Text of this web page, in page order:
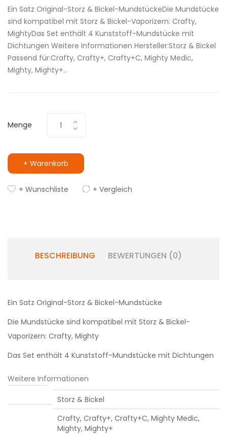
Ein Satz Original-Storz & Bickel-MundstückeDie Mundstücke
sind kompatibel mit Storz & Bickel-Vaporizern: Crafty,
MightyDas Set enthält 4 Kunststoff-Mundstücke mit
Dichtungen Weitere Informationen Hersteller:Storz & Bickel
Passend für:Crafty, Crafty+, Crafty+C, Mighty Medic,
Mighty, Mighty+..
Menge
+ Warenkorb
+ Wunschliste + Vergleich
BESCHREIBUNG BEWERTUNGEN (0)
Ein Satz Original-Storz & Bickel-Mundstücke
Die Mundstücke sind kompatibel mit Storz & Bickel-
Vaporizern: Crafty, Mighty
Das Set enthält 4 Kunststoff-Mundstücke mit Dichtungen
Weitere Informationen
Storz & Bickel
Crafty, Crafty+, Crafty+C, Mighty Medic,
Mighty, Mighty+